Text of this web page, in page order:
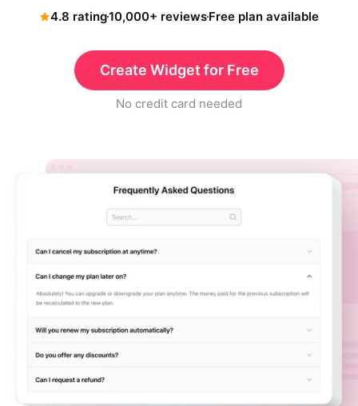
4.8 rating10,000+ reviewsFree plan available
Create Widget for Free
No credit card needed